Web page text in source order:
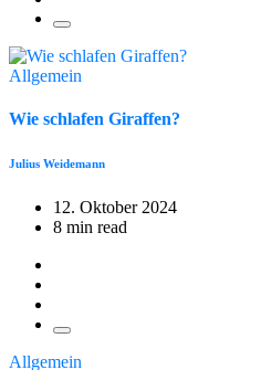
Allgemein
Wie schlafen Giraffen?
Julius Weidemann
12. Oktober 2024
8 min read
Allgemein